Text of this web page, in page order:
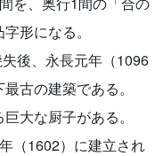
形になる。
後、永長元年（1096
古の建築である。
大な厨子がある。
（1602）に建立され